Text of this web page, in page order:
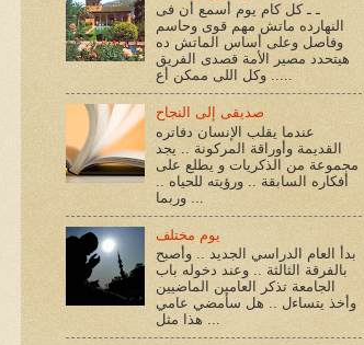
ـ ـ كل كام يوم أسمع أن فى
النهارده ماتش مهم قوى وحاسم
وفاصل وعلى أساس الماتش ده
هيتحدد مصير الأمة قصدى الفريق
.. وكل اللى ممكن أع...
صديقى إلى النجاح
عندما يقلب الإنسان دفاتره
القديمة وأوراقة المركونة .. يجد
مجموعة من الذكريات و يطلع على
أفكاره السابقة .. ورؤيته للحياه ..
يوم مختلف
بدأ العام الدراسي الجديد .. وأصبح
بالفرقة الثالثة .. وعند دخوله باب
الجامعة تذكر العامين الماضيين
وأخذ يتساءل .. هل سأمضي عامي
هذا مثل ...